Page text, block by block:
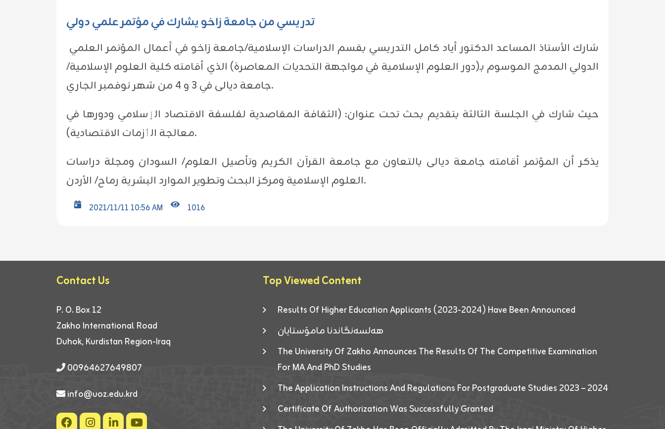
تدريسي من جامعة زاخو يشارك في مؤتمر علمي دولي
الدولي المدمج الموسوم بـ(دور العلوم الإسلامية في مواجهة التحديات المعاصرة) الذي أقامته كلية العلوم الإسلامية/
جامعة ديالى في 3 و 4 من شهر نوفمبر الجاري.
حيث شارك في الجلسة الثالثة بتقديم بحث تحت عنوان: (الثقافة المقاصدية لفلسفة الاقتصاد الٳسلامي ودورها في
معالجة الٲزمات الاقتصادية).
يذكر أن المؤتمر أقامته جامعة ديالى بالتعاون مع جامعة القرآن الكريم وتأصيل العلوم/ السودان ومجلة دراسات
العلوم الإسلامية ومركز البحث وتطوير الموارد البشرية رماح/ الأردن.
2021/11/11 10:56 AM 1016
Contact Us
P. O. Box 12
Zakho International Road
Duhok, Kurdistan Region-Iraq
00964627649807
info@uoz.edu.krd
Top Viewed Content
Results Of Higher Education Applicants (2023-2024) Have Been Announced
هەلسەنگاندنا مامۆستایان
The University Of Zakho Announces The Results Of The Competitive Examination
For MA And PhD Studies
The Application Instructions And Regulations For Postgraduate Studies 2023 – 2024
Certificate Of Authorization Was Successfully Granted